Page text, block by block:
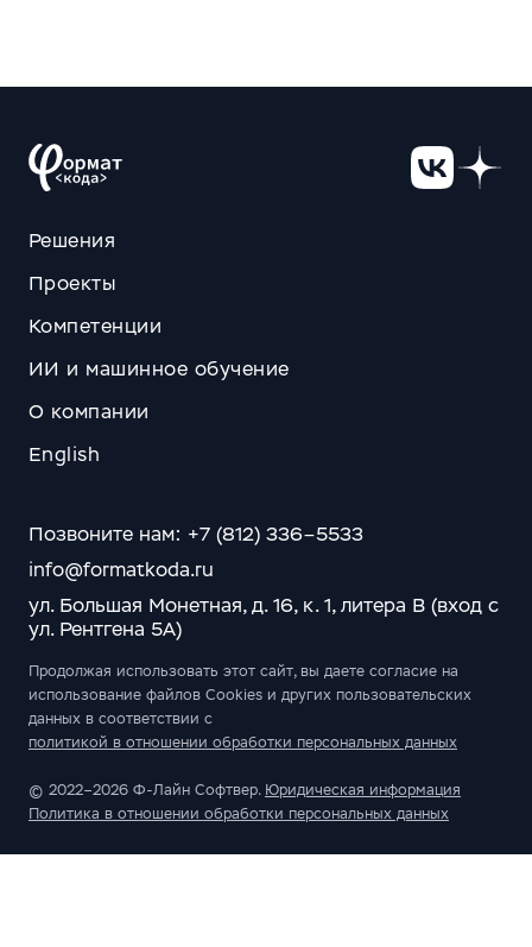
Решения
Проекты
Компетенции
ИИ и машинное обучение
О компании
English
Позвоните нам: +7 (812) 336–5533
info@formatkoda.ru
ул. Большая Монетная, д. 16, к. 1, литера В (вход с
ул. Рентгена 5А)
Продолжая использовать этот сайт, вы даете согласие на
использование файлов Cookies и других пользовательских
данных в соответствии с
политикой в отношении обработки персональных данных
© 2022–2026 Ф-Лайн Софтвер. Юридическая информация
Политика в отношении обработки персональных данных